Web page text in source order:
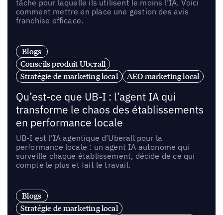
tâche pour laquelle ils utilisent le moins l’IA. Voici
comment mettre en place une gestion des avis
franchise efficace.
Blogs
Conseils produit Uberall
Stratégie de marketing local
AEO marketing local
Qu’est-ce que UB-I : l’agent IA qui
transforme le chaos des établissements
en performance locale
UB-I est l’IA agentique d’Uberall pour la
performance locale : un agent IA autonome qui
surveille chaque établissement, décide de ce qui
compte le plus et fait le travail.
Blogs
Stratégie de marketing local